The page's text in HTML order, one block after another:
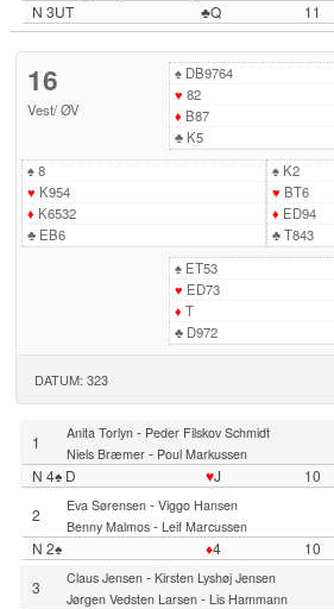
N 3UT ♣Q 11
16
Vest/ØV
♠DB9764
♥ 82
♦ B87
♣K5
♠8
♥ K954
♦ K6532
♣EB6
♠K2
♥ BT6
♦ ED94
♣T843
♠ET53
♥ ED73
♦ T
♣D972
DATUM: 323
1 Anita Torlyn- Peder Filskov Schmidt
Niels Bræmer- Poul Markussen
N 4♠ D ♥J 10
2
Eva Sørensen- Viggo Hansen
Benny Malmos- Leif Marcussen
N 2♠ ♦4 10
3
Claus Jensen- Kirsten Lyshøj Jensen
Jørgen Vedsten Larsen- Lis Hammann